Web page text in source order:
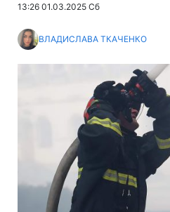
13:26 01.03.2025 Сб
ВЛАДИСЛАВА ТКАЧЕНКО